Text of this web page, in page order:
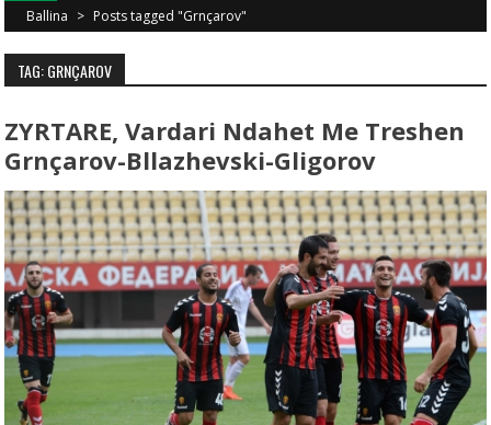
Ballina > Posts tagged "Grnçarov"
TAG: GRNÇAROV
ZYRTARE, Vardari Ndahet Me Treshen
Grnçarov-Bllazhevski-Gligorov